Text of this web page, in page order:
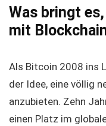
Was bringt
mit
Als Bitcoin 2008 ins
der Idee, eine völlig
anzubieten. Zehn
einen Platz im